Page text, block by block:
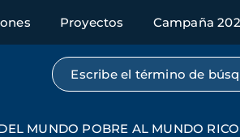
Proyectos Campaña
Búsqueda por texto
MUNDO POBRE AL MUNDO